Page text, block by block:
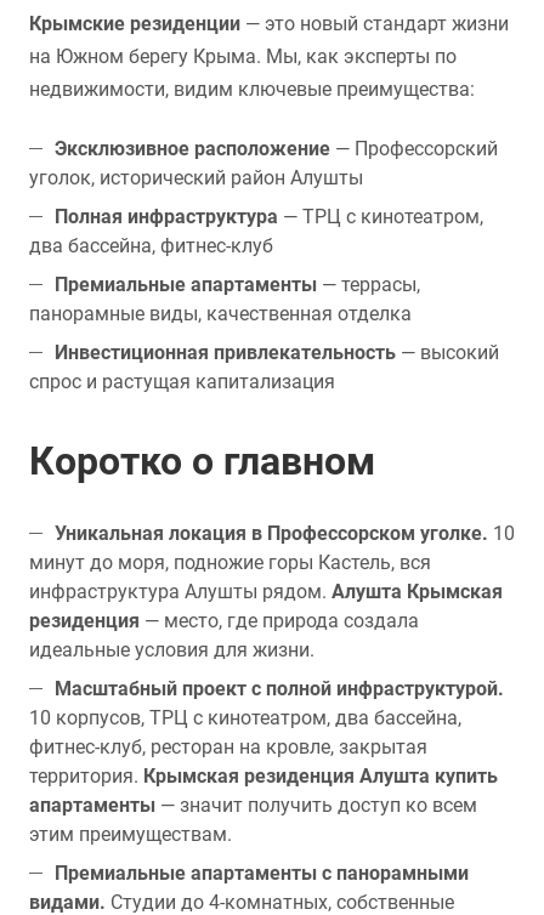
Крымские резиденции — это новый стандарт жизни
на Южном берегу Крыма. Мы, как эксперты по
недвижимости, видим ключевые преимущества:
Эксклюзивное расположение — Профессорский
уголок, исторический район Алушты
Полная инфраструктура — ТРЦ с кинотеатром,
два бассейна, фитнес-клуб
Премиальные апартаменты — террасы,
панорамные виды, качественная отделка
Инвестиционная привлекательность — высокий
спрос и растущая капитализация
Коротко о главном
Уникальная локация в Профессорском уголке. 10
минут до моря, подножие горы Кастель, вся
инфраструктура Алушты рядом. Алушта Крымская
резиденция — место, где природа создала
идеальные условия для жизни.
Масштабный проект с полной инфраструктурой.
10 корпусов, ТРЦ с кинотеатром, два бассейна,
фитнес-клуб, ресторан на кровле, закрытая
территория. Крымская резиденция Алушта купить
апартаменты — значит получить доступ ко всем
этим преимуществам.
Премиальные апартаменты с панорамными
видами. Студии до 4-комнатных, собственные